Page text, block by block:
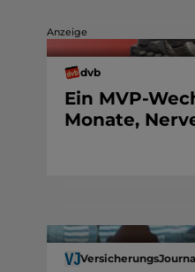
Anzeige
dvb
Ein MVP-
Monate,